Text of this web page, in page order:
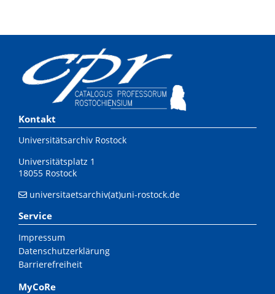
Kontakt
Universitätsarchiv Rostock
Universitätsplatz 1
18055 Rostock
universitaetsarchiv(at)uni-rostock.de
Service
Impressum
Datenschutzerklärung
Barrierefreiheit
MyCoRe